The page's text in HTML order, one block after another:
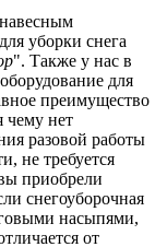
уборки снега
". Также у нас в
для
преимущество
чему нет
разовой работы
не требуется
приобрели
снегоуборочная
насыпями,
от